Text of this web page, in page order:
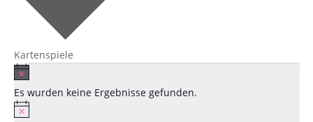
Kartenspiele
Veranstaltungen
Es wurden keine Ergebnisse gefunden.